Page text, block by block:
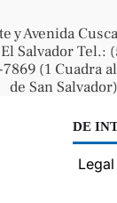
y Avenida
Salvador Tel.:
(1 Cuadra
de San Salvador)
DE
Legal